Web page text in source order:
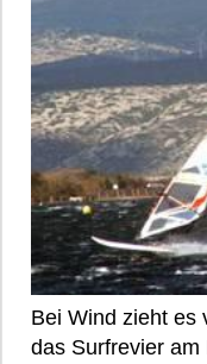
Bei Wind zieht es
das Surfrevier am